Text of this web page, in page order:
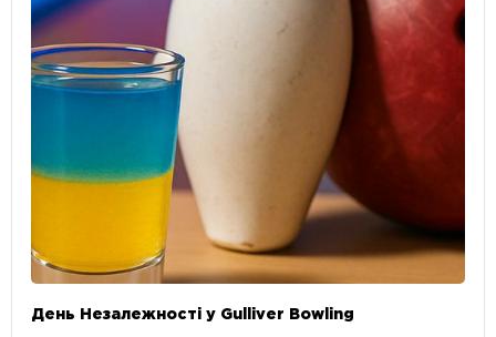
День Незалежності у Gulliver Bowling